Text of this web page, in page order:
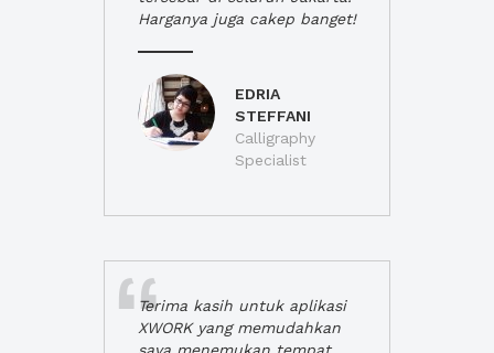
Harganya juga cakep banget!
EDRIA
STEFFANI
Calligraphy
Specialist
Terima kasih untuk aplikasi
XWORK yang memudahkan